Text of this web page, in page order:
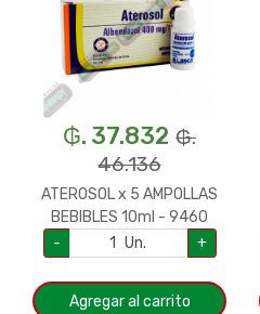
₲. 37.832 ₲.
46.136
ATEROSOL x 5 AMPOLLAS
BEBIBLES 10ml - 9460
-
Un. +
Agregar al carrito